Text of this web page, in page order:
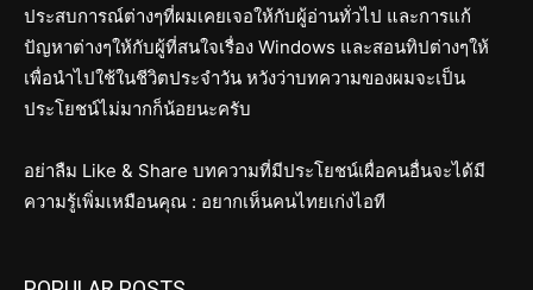
ประสบการณ์ต่างๆที่ผมเคยเจอให้กับผู้อ่านทั่วไป และการแก้
ปัญหาต่างๆให้กับผู้ที่สนใจเรื่อง Windows และสอนทิปต่างๆให้
เพื่อนำไปใช้ในชีวิตประจำวัน หวังว่าบทความของผมจะเป็น
ประโยชน์ไม่มากก็น้อยนะครับ
อย่าลืม Like & Share บทความที่มีประโยชน์เผื่อคนอื่นจะได้มี
ความรู้เพิ่มเหมือนคุณ : อยากเห็นคนไทยเก่งไอที